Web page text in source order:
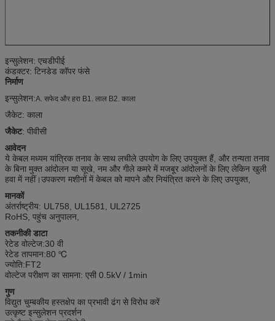
इन्सुलेशन: एचडीपीई
कंडक्टर: टिनडेड कॉपर फंसे
निर्माण
इन्सुलेशन:A. सफेद और हरा B1. लाल B2. काला
जैकेट: काला
जैकेट: पीवीसी
आवेदन
ये केबल मध्यम यांत्रिक तनाव के साथ लचीले उपयोग के लिए उपयुक्त हैं, और तन्यता तनाव
के बिना मुक्त आंदोलन या सूखे, नम और गीले कमरे में मजबूर आंदोलनों के लिए लेकिन खुली
हवा में नहीं।उपकरण मशीनों में केबल को मापने और नियंत्रित करने के लिए उपयुक्त,
मानकों
अंतर्राष्ट्रीय: UL758, UL1581, UL2725
RoHS, पहुंच अनुपालन,
तकनीकी डाटा
रेटेड वोल्टेज:30 वी
रेटेड तापमान:80 ℃
ज्योति:FT2
वोल्टेज परीक्षण का सामना: एसी 0.5kV / 1min
गुण
विद्युत चुम्बकीय हस्तक्षेप का प्रभावी ढंग से विरोध करें
उत्कृष्ट इन्सुलेशन प्रदर्शन